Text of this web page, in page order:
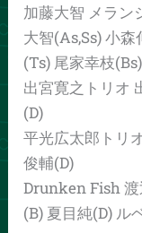
加藤大智 メラン
大智(As,Ss) 小
(Ts) 尾家幸枝(Bs)
出宮寛之トリオ
(D)
平光広太郎トリ
俊輔(D)
Drunken Fish 渡
(B) 夏目純(D) ル